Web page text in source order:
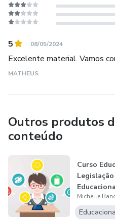
5 08/05/2024
Excelente material. Vamos
MATHEUS
Outros produtos
conteúdo
Curso
Legislação
Peda...